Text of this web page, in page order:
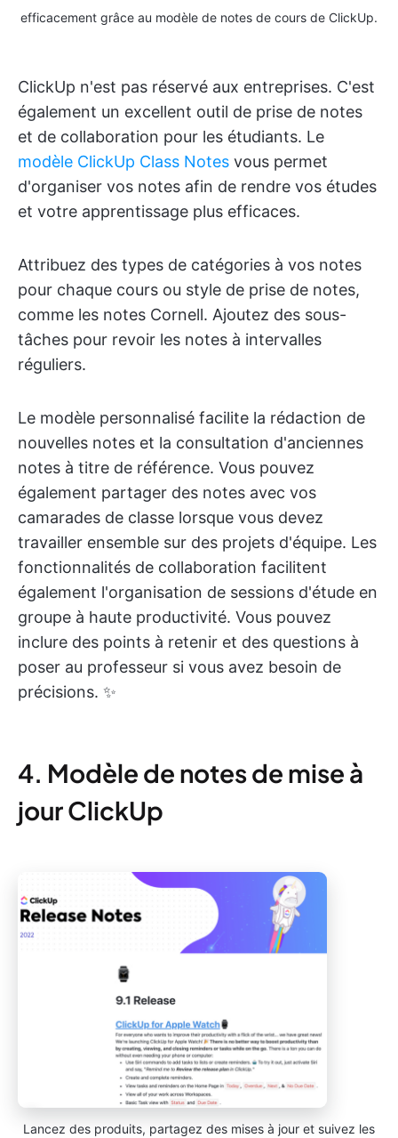
efficacement grâce au modèle de notes de cours de ClickUp.
ClickUp n'est pas réservé aux entreprises. C'est
également un excellent outil de prise de notes
et de collaboration pour les étudiants. Le
modèle ClickUp Class Notes vous permet
d'organiser vos notes afin de rendre vos études
et votre apprentissage plus efficaces.
Attribuez des types de catégories à vos notes
pour chaque cours ou style de prise de notes,
comme les notes Cornell. Ajoutez des sous-
tâches pour revoir les notes à intervalles
réguliers.
Le modèle personnalisé facilite la rédaction de
nouvelles notes et la consultation d'anciennes
notes à titre de référence. Vous pouvez
également partager des notes avec vos
camarades de classe lorsque vous devez
travailler ensemble sur des projets d'équipe. Les
fonctionnalités de collaboration facilitent
également l'organisation de sessions d'étude en
groupe à haute productivité. Vous pouvez
inclure des points à retenir et des questions à
poser au professeur si vous avez besoin de
précisions. ✨
4. Modèle de notes de mise à
jour ClickUp
Lancez des produits, partagez des mises à jour et suivez les